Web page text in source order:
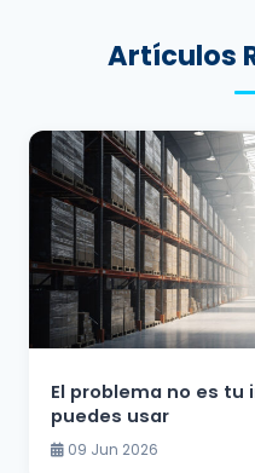
Artículos
El problema no es tu
puedes usar
09 Jun 2026